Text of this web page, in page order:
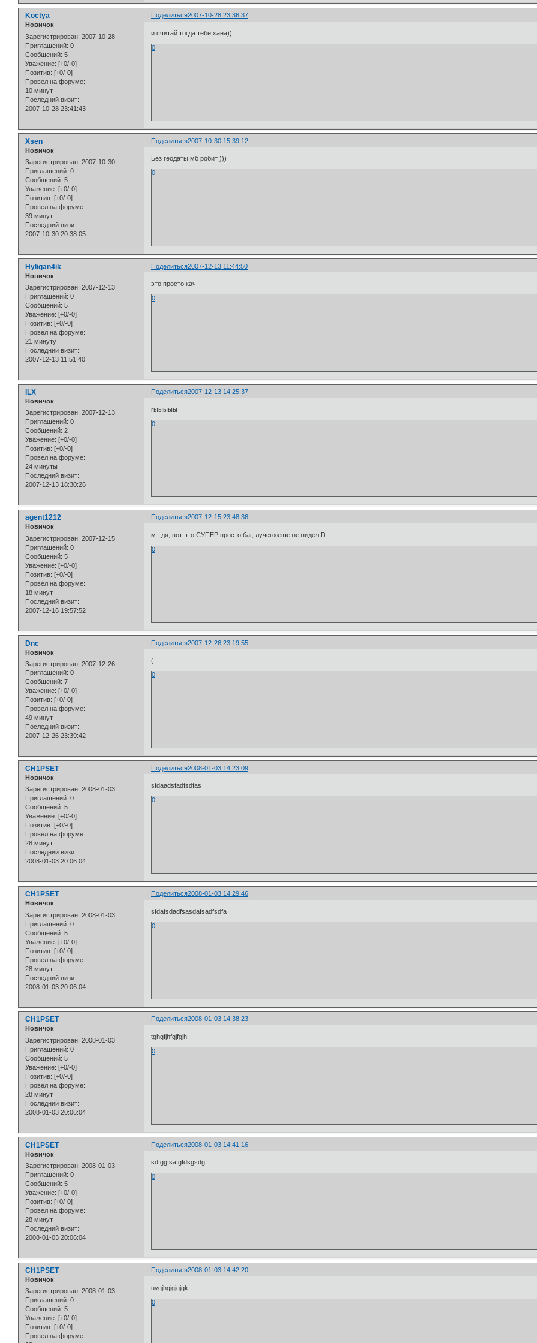
Поделиться2007-10-28 23:36:37
Koctya
Новичок
Зарегистрирован: 2007-10-28
Приглашений: 0
Сообщений: 5
Уважение: [+0/-0]
Позитив: [+0/-0]
Провел на форуме:
10 минут
Последний визит:
2007-10-28 23:41:43
и считай тогда тебе хана))
0
Поделиться2007-10-30 15:39:12
Xsen
Новичок
Зарегистрирован: 2007-10-30
Приглашений: 0
Сообщений: 5
Уважение: [+0/-0]
Позитив: [+0/-0]
Провел на форуме:
39 минут
Последний визит:
2007-10-30 20:38:05
Без геодаты мб робит )))
0
Поделиться2007-12-13 11:44:50
Hyligan4ik
Новичок
Зарегистрирован: 2007-12-13
Приглашений: 0
Сообщений: 5
Уважение: [+0/-0]
Позитив: [+0/-0]
Провел на форуме:
21 минуту
Последний визит:
2007-12-13 11:51:40
это просто кач
0
Поделиться2007-12-13 14:25:37
ILX
Новичок
Зарегистрирован: 2007-12-13
Приглашений: 0
Сообщений: 2
Уважение: [+0/-0]
Позитив: [+0/-0]
Провел на форуме:
24 минуты
Последний визит:
2007-12-13 18:30:26
гыыыыы
0
Поделиться2007-12-15 23:48:36
agent1212
Новичок
Зарегистрирован: 2007-12-15
Приглашений: 0
Сообщений: 5
Уважение: [+0/-0]
Позитив: [+0/-0]
Провел на форуме:
18 минут
Последний визит:
2007-12-16 19:57:52
м...дя, вот это СУПЕР просто баг, лучего еще не видел:D
0
Поделиться2007-12-26 23:19:55
Dnc
Новичок
Зарегистрирован: 2007-12-26
Приглашений: 0
Сообщений: 7
Уважение: [+0/-0]
Позитив: [+0/-0]
Провел на форуме:
49 минут
Последний визит:
2007-12-26 23:39:42
(
0
Поделиться2008-01-03 14:23:09
CH1PSET
Новичок
Зарегистрирован: 2008-01-03
Приглашений: 0
Сообщений: 5
Уважение: [+0/-0]
Позитив: [+0/-0]
Провел на форуме:
28 минут
Последний визит:
2008-01-03 20:06:04
sfdaadsfadfsdfas
0
Поделиться2008-01-03 14:29:46
CH1PSET
Новичок
Зарегистрирован: 2008-01-03
Приглашений: 0
Сообщений: 5
Уважение: [+0/-0]
Позитив: [+0/-0]
Провел на форуме:
28 минут
Последний визит:
2008-01-03 20:06:04
sfdafsdadfsasdafsadfsdfa
0
Поделиться2008-01-03 14:38:23
CH1PSET
Новичок
Зарегистрирован: 2008-01-03
Приглашений: 0
Сообщений: 5
Уважение: [+0/-0]
Позитив: [+0/-0]
Провел на форуме:
28 минут
Последний визит:
2008-01-03 20:06:04
tghgfjhfgjfgjh
0
Поделиться2008-01-03 14:41:16
CH1PSET
Новичок
Зарегистрирован: 2008-01-03
Приглашений: 0
Сообщений: 5
Уважение: [+0/-0]
Позитив: [+0/-0]
Провел на форуме:
28 минут
Последний визит:
2008-01-03 20:06:04
sdfggfsafgfdsgsdg
0
Поделиться2008-01-03 14:42:20
CH1PSET
Новичок
Зарегистрирован: 2008-01-03
Приглашений: 0
Сообщений: 5
Уважение: [+0/-0]
Позитив: [+0/-0]
Провел на форуме:
uygjhgjgjgjgk
0